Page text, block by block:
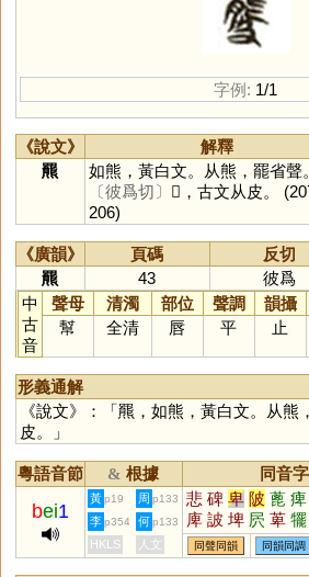
字例: 1/1
《說文》 解釋
羆
如熊，黃白文。从熊，罷省聲。
〔彼爲切〕
𥀍，古文从皮。
206)
《廣韻》 頁碼 反切
羆
43
彼爲
中
古
音
聲母 清濁 部位 聲調 韻攝
幫
全清 唇 平 止
形義通解
《說文》：「羆，如熊，黃白文。从熊
皮。」
粵語音節 & 根據 同音字
bei1
黃 p19 周 p133 悲 碑 卑 陂 蓖 痺
庳 詖 埤 屄 萆 犤
李 p354 何 p133
HKLS 人文 同聲同韻 同韻同調